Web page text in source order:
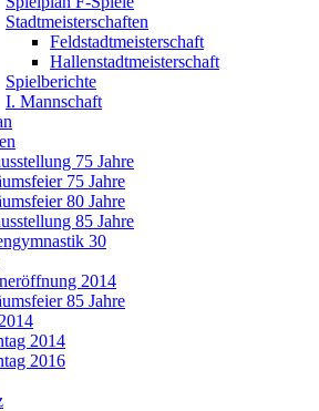
Stadtmeisterschaften
Feldstadtmeisterschaft
Hallenstadtmeisterschaft
Spielberichte
I. Mannschaft
75 Jahre
75 Jahre
80 Jahre
85 Jahre
30
2014
85 Jahre
2014
2016